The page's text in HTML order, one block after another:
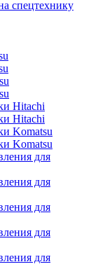
спецтехнику
Hitachi
Hitachi
Komatsu
Komatsu
для
для
для
для
для